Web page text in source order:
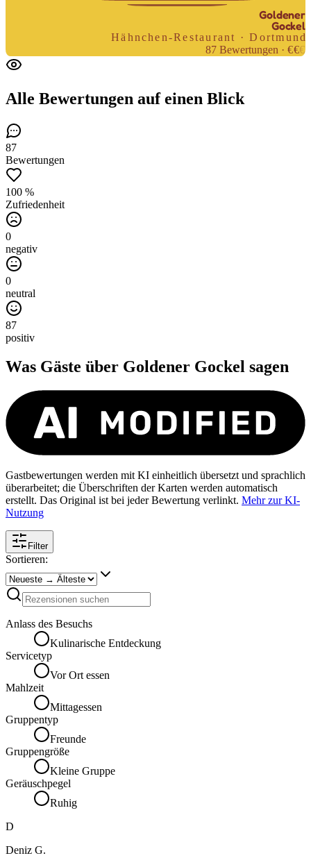
Goldener
Gockel
Hähnchen-Restaurant · Dortmund
87 Bewertungen ·€€€
Alle Bewertungen auf einen Blick
87
Bewertungen
100 %
Zufriedenheit
0
negativ
0
neutral
87
positiv
Was Gäste über Goldener Gockel sagen
Gastbewertungen werden mit KI einheitlich übersetzt und sprachlich
überarbeitet; die Überschriften der Karten werden automatisch
erstellt. Das Original ist bei jeder Bewertung verlinkt. Mehr zur KI-
Nutzung
Filter
Sortieren:
Anlass des Besuchs
Kulinarische Entdeckung
Servicetyp
Vor Ort essen
Mahlzeit
Mittagessen
Gruppentyp
Freunde
Gruppengröße
Kleine Gruppe
Geräuschpegel
Ruhig
D
Deniz G.